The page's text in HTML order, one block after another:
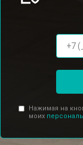
Нажимая на
моих